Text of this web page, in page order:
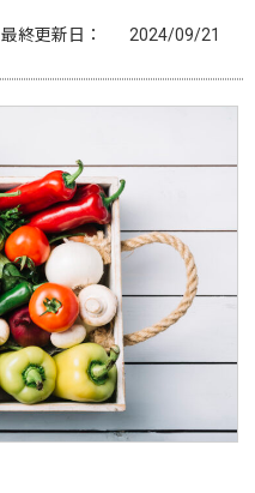
最終更新日： 2024/09/21